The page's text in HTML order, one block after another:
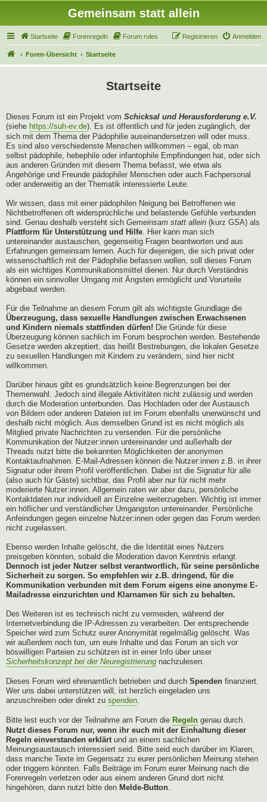
Gemeinsam statt allein
Startseite Forenregeln Forum rules Anmelden
Registrieren
Foren-Übersicht Startseite
Startseite
Dieses Forum ist ein Projekt vom Schicksal und Herausforderung e.V.
(siehe https://suh-ev.de). Es ist öffentlich und für jeden zugänglich, der
sich mit dem Thema der Pädophilie auseinandersetzen will oder muss.
Es sind also verschiedenste Menschen willkommen – egal, ob man
selbst pädophile, hebephile oder infantophile Empfindungen hat, oder sich
aus anderen Gründen mit diesem Thema befasst, wie etwa als
Angehörige und Freunde pädophiler Menschen oder auch Fachpersonal
oder anderweitig an der Thematik interessierte Leute.
Wir wissen, dass mit einer pädophilen Neigung bei Betroffenen wie
Nichtbetroffenen oft widersprüchliche und belastende Gefühle verbunden
sind. Genau deshalb versteht sich Gemeinsam statt allein (kurz GSA) als
Plattform für Unterstützung und Hilfe. Hier kann man sich
untereinander austauschen, gegenseitig Fragen beantworten und aus
Erfahrungen gemeinsam lernen. Auch für diejenigen, die sich privat oder
wissenschaftlich mit der Pädophilie befassen wollen, soll dieses Forum
als ein wichtiges Kommunikationsmittel dienen. Nur durch Verständnis
können ein sinnvoller Umgang mit Ängsten ermöglicht und Vorurteile
abgebaut werden.
Für die Teilnahme an diesem Forum gilt als wichtigste Grundlage die
Überzeugung, dass sexuelle Handlungen zwischen Erwachsenen
und Kindern niemals stattfinden dürfen! Die Gründe für diese
Überzeugung können sachlich im Forum besprochen werden. Bestehende
Gesetze werden akzeptiert, das heißt Bestrebungen, die lokalen Gesetze
zu sexuellen Handlungen mit Kindern zu verändern, sind hier nicht
willkommen.
Darüber hinaus gibt es grundsätzlich keine Begrenzungen bei der
Themenwahl. Jedoch sind illegale Aktivitäten nicht zulässig und werden
durch die Moderation unterbunden. Das Hochladen oder der Austausch
von Bildern oder anderen Dateien ist im Forum ebenfalls unerwünscht und
deshalb nicht möglich. Aus demselben Grund ist es nicht möglich als
Mitglied private Nachrichten zu versenden. Für die persönliche
Kommunikation der Nutzer:innen untereinander und außerhalb der
Threads nutzt bitte die bekannten Möglichkeiten der anonymen
Kontaktaufnahmen. E-Mail-Adressen können die Nutzer:innen z.B. in ihrer
Signatur oder ihrem Profil veröffentlichen. Dabei ist die Signatur für alle
(also auch für Gäste) sichtbar, das Profil aber nur für nicht mehr
moderierte Nutzer:innen. Allgemein raten wir aber dazu, persönliche
Kontaktdaten nur individuell an Einzelne weiterzugeben. Wichtig ist immer
ein höflicher und verständlicher Umgangston untereinander. Persönliche
Anfeindungen gegen einzelne Nutzer:innen oder gegen das Forum werden
nicht zugelassen.
Ebenso werden Inhalte gelöscht, die die Identität eines Nutzers
preisgeben könnten, sobald die Moderation davon Kenntnis erlangt.
Dennoch ist jeder Nutzer selbst verantwortlich, für seine persönliche
Sicherheit zu sorgen. So empfehlen wir z.B. dringend, für die
Kommunikation verbunden mit dem Forum eigens eine anonyme E-
Mailadresse einzurichten und Klarnamen für sich zu behalten.
Des Weiteren ist es technisch nicht zu vermeiden, während der
Internetverbindung die IP-Adressen zu verarbeiten. Der entsprechende
Speicher wird zum Schutz eurer Anonymität regelmäßig gelöscht. Was
wir außerdem noch tun, um eure Inhalte und das Forum an sich vor
böswilligen Parteien zu schützen ist in einer Info über unser
Sicherheitskonzept bei der Neuregistrierung nachzulesen.
Dieses Forum wird ehrenamtlich betrieben und durch Spenden finanziert.
Wer uns dabei unterstützen will, ist herzlich eingeladen uns
anzuschreiben oder direkt zu spenden.
Bitte lest euch vor der Teilnahme am Forum die Regeln genau durch.
Nutzt dieses Forum nur, wenn ihr euch mit der Einhaltung dieser
Regeln einverstanden erklärtund an einem sachlichen
Meinungsaustausch interessiert seid. Bitte seid euch darüber im Klaren,
dass manche Texte im Gegensatz zu eurer persönlichen Meinung stehen
oder triggern könnten. Falls Beiträge im Forum eurer Meinung nach die
Forenregeln verletzen oder aus einem anderen Grund dort nicht
hingehören, dann nutzt bitte den Melde-Button.